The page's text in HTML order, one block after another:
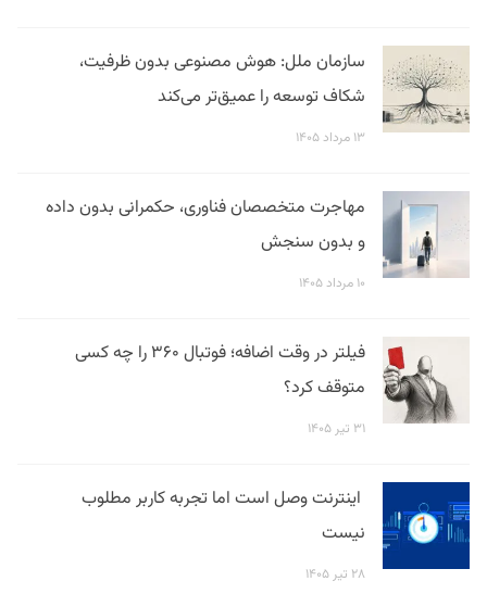
سازمان ملل: هوش مصنوعی بدون ظرفیت،
شکاف توسعه را عمیق‌تر می‌کند
۱۳ مرداد ۱۴۰۵
مهاجرت متخصصان فناوری، حکمرانی بدون داده
و بدون سنجش
۱۰ مرداد ۱۴۰۵
فیلتر در وقت اضافه؛ فوتبال ۳۶۰ را چه کسی
متوقف کرد؟
۳۱ تیر ۱۴۰۵
اینترنت وصل است اما تجربه کاربر مطلوب
نیست
۲۸ تیر ۱۴۰۵